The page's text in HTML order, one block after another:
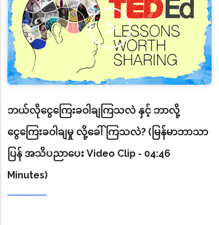
၅။ ထို့နောက် မြန်မာနိုင်ငံအနေဖြင့် အကောင်အထည်ဖော်
ဆောင်ရွက်ရန် ကျန်ရှိသည့် အစီအမံ (Action Plan) များအား
သတ်မှတ်ကာလအတွင်း ပြီးစီးစေရန် အာရှပစိဖိတ်ပူးတွဲအဖွဲ့
(Asia Pacific Joint Group - APJG) သို့ (၄) လတစ်ကြိမ်
တိုးတက်မှုအစီရင်ခံစာများရေးသား ပေးပို့တင်ပြခြင်း၊
မျက်နှာချင်းဆိုင်အစည်းအဝေးများသို့ တက်ရောက်ရှင်းလင်း
ဆွေးနွေးခြင်းနှင့် FATF မျက်နှာစုံညီအစည်းအဝေးများ
၆။ ယင်းကဲ့သို့ မြန်မာနိုင်ငံအနေဖြင့် FATF ၏ အကြံပြုချက်
များအပေါ် လိုက်နာအကောင် အထည်ဖော်ဆောင်ရွက်ချက်များ
နှင့် ငွေကြေးခဝါချမှုနှင့် အကြမ်းဖက်မှုကိုငွေကြေးထောက်ပံ့မှု
ဆိုင်ရာ ဆုံးရှုံးနိုင်ခြေ (ML/TF Risk) များကိုနားလည်ပြီး
ဖော်ထုတ်နိုင်ခဲ့ခြင်း၊ အကြမ်းဖက်မှု တိုက်ဖျက်ရေးဥပဒေအား
သက်သေခံ ပစ္စည်းများစီမံရေး၊ ထိန်းသိမ်းရေးနှင့်စီမံခန့်ခွဲရေး
ဘယ်လိုငွေကြေးခဝါချကြသလဲ နှင့် ဘာလို့
ငွေကြေးခဝါချမှု လို့ခေါ်ကြသလဲ? (မြန်မာဘာသာ
ပြန် အသိပညာပေး Video Clip - 04:46
Minutes)